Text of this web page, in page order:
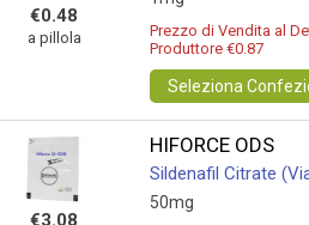
€0.48
a pillola
Prezzo di Vendita al
Produttore €0.87
Seleziona
€3.08
HIFORCE ODS
Sildenafil Citrate
50mg